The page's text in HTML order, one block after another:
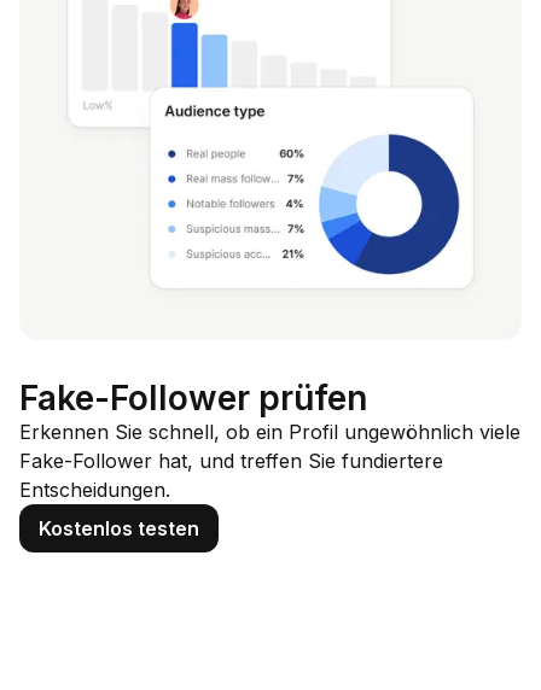
Fake-Follower prüfen
Erkennen Sie schnell, ob ein Profil ungewöhnlich viele
Fake-Follower hat, und treffen Sie fundiertere
Entscheidungen.
Kostenlos testen